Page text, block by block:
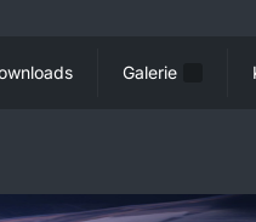
Galerie